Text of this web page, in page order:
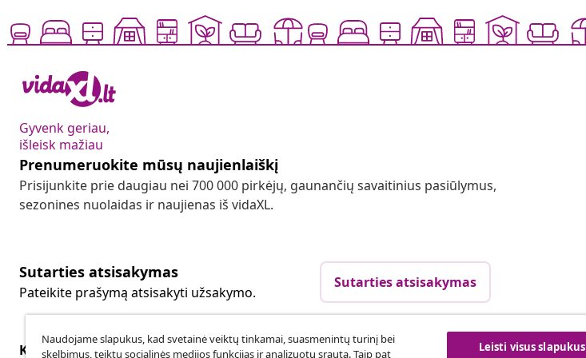
Gyvenk geriau,
išleisk mažiau
Prenumeruokite mūsų naujienlaiškį
Prisijunkite prie daugiau nei 700 000 pirkėjų, gaunančių savaitinius pasiūlymus,
sezonines nuolaidas ir naujienas iš vidaXL.
Sutarties atsisakymas
Pateikite prašymą atsisakyti užsakymo.
Sutarties atsisakymas
Klientų aptarnavimas Verslas vidaXL
Naudojame slapukus, kad svetainė veiktų tinkamai, suasmenintų turinį bei
skelbimus, teiktų socialinės medijos funkcijas ir analizuotų srautą. Taip pat
Leisti visus slapukus